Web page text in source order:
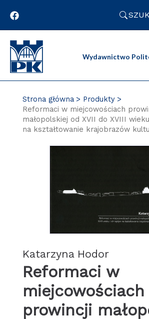
Wydawnictwo
Strona główna
Produkty
Reformaci w miejcowościach
małopolskiej od XVII do XVIII
na kształtowanie krajobrazów
Katarzyna Hodor
Reformaci w
miejcowościach
prowincji